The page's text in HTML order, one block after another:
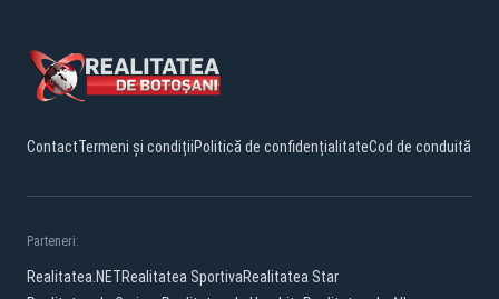
ContactTermeni și condițiiPolitică de confidențialitateCod de conduită
Parteneri:
Realitatea.NETRealitatea SportivaRealitatea Star